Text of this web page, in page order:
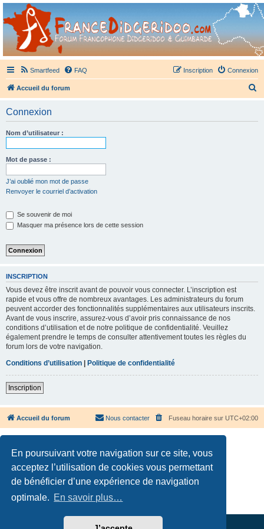
En poursuivant votre navigation sur ce site, vous
acceptez l’utilisation de cookies vous permettant
de bénéficier d’une expérience de navigation
optimale. En savoir plus…
France Didgeridoo
Didgeridoo et Guimbarde sur France Didgeridoo - retrouvez la communauté.
Smartfeed FAQ Connexion
Inscription
Accueil du forum
Connexion
Nom d’utilisateur :
Mot de passe :
J’ai oublié mon mot de passe
Renvoyer le courriel d’activation
Se souvenir de moi
Masquer ma présence lors de cette session
INSCRIPTION
Vous devez être inscrit avant de pouvoir vous connecter. L’inscription est
rapide et vous offre de nombreux avantages. Les administrateurs du forum
peuvent accorder des fonctionnalités supplémentaires aux utilisateurs inscrits.
Avant de vous inscrire, assurez-vous d’avoir pris connaissance de nos
conditions d’utilisation et de notre politique de confidentialité. Veuillez
également prendre le temps de consulter attentivement toutes les règles du
forum lors de votre navigation.
Conditions d’utilisation
Politique de confidentialité
Inscription
Accueil du forum Fuseau horaire sur UTC+02:00
Nous contacter
Développé parphpBB® Forum Software © phpBB Limited
Confidentialité